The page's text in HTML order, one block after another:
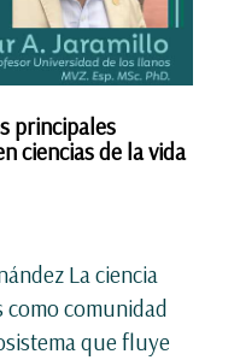
principales
ciencias de la vida
La ciencia
comunidad
que fluye